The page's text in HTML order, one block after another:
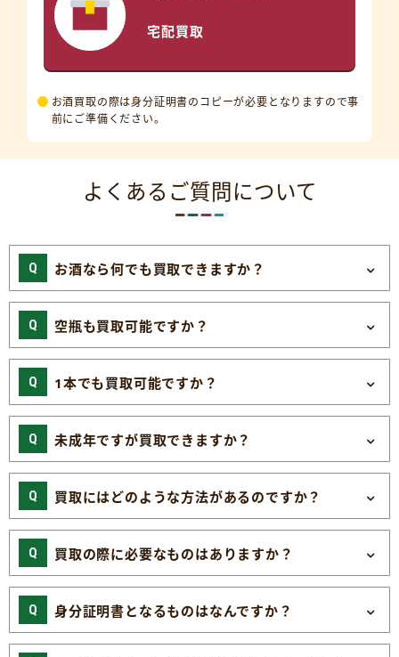
宅配買取
お酒買取の際は身分証明書のコピーが必要となりますので事
前にご準備ください。
よくあるご質問について
お酒なら何でも買取できますか？
空瓶も買取可能ですか？
1本でも買取可能ですか？
未成年ですが買取できますか？
買取にはどのような方法があるのですか？
買取の際に必要なものはありますか？
身分証明書となるものはなんですか？